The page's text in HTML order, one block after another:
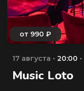
17 августа • 20:00 •
Music Loto